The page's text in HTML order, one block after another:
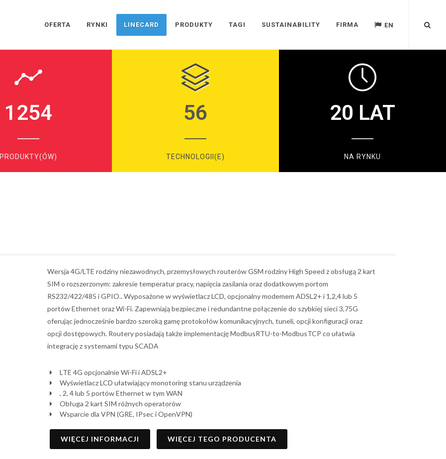
OFERTA RYNKI LINECARD PRODUKTY TAGI SUSTAINABILITY FIRMA EN
1254
PRODUKTY(ÓW)
56
TECHNOLOGII(E)
20 LAT
NA RYNKU
Wersja 4G/LTE rodziny niezawodnych, przemysłowych routerów GSM rodziny High Speed z obsługą 2 kart
SIM o rozszerzonym: zakresie temperatur pracy, napięcia zasilania oraz dodatkowym portom
RS232/422/485 i GPIO.. Wyposażone w wyświetlacz LCD, opcjonalny modemem ADSL2+ i 1,2,4 lub 5
portów Ethernet oraz Wi-Fi. Zapewniają bezpieczne i redundantne połączenie do szybkiej sieci 3,75G
oferując jednocześnie bardzo szeroką gamę protokołów komunikacyjnych, tuneli, opcji konfiguracji oraz
opcji dostępowych. Routery posiadają także implementację ModbusRTU-to-ModbusTCP co ułatwia
integrację z systemami typu SCADA
LTE 4G opcjonalnie Wi-Fi i ADSL2+
Wyświetlacz LCD ułatwiający monotoring stanu urządzenia
, 2, 4 lub 5 portów Ethernet w tym WAN
Obługa 2 kart SIM różnych operatorów
Wsparcie dla VPN (GRE, IPsec i OpenVPN)
WIĘCEJ INFORMACJI WIĘCEJ TEGO PRODUCENTA